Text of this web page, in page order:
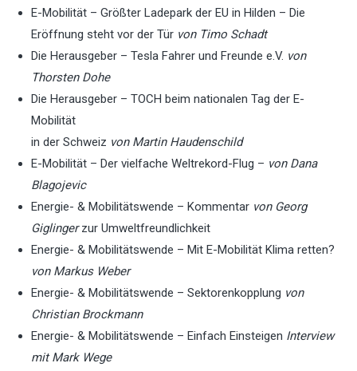
E-Mobilität – Größter Ladepark der EU in Hilden – Die
Eröffnung steht vor der Tür von Timo Schadt
Die Herausgeber – Tesla Fahrer und Freunde e.V. von
Thorsten Dohe
Die Herausgeber – TOCH beim nationalen Tag der E-
Mobilität
in der Schweiz von Martin Haudenschild
E-Mobilität – Der vielfache Weltrekord-Flug – von Dana
Blagojevic
Energie- & Mobilitätswende – Kommentar von Georg
Giglingerzur Umweltfreundlichkeit
Energie- & Mobilitätswende – Mit E-Mobilität Klima retten?
von Markus Weber
Energie- & Mobilitätswende – Sektorenkopplung von
Christian Brockmann
Energie- & Mobilitätswende – Einfach Einsteigen Interview
mit Mark Wege